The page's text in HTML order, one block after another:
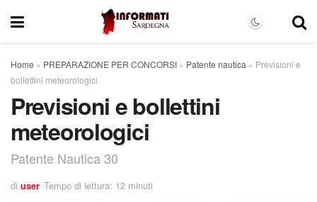
Home » PREPARAZIONE PER CONCORSI » Patente nautica » Previsioni e
bollettini meteorologici
Previsioni e bollettini
meteorologici
Patente Nautica 30
di user Tempo di lettura: 12 minuti